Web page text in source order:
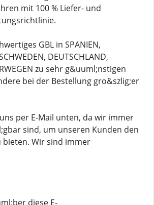
mit 100 % Liefer- und
GBL in SPANIEN,
DEUTSCHLAND,
zu sehr g&uuml;nstigen
bei der Bestellung gro&szlig;er
per E-Mail unten, da wir immer
sind, um unseren Kunden den
bieten. Wir sind immer
diese E-